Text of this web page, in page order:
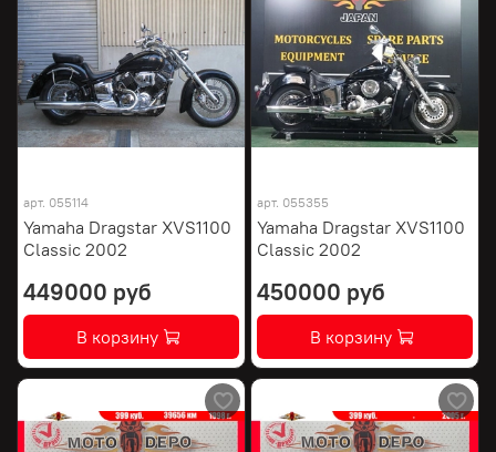
арт. 055114
Yamaha Dragstar XVS1100
Classic 2002
449000 руб
В корзину
арт. 055355
Yamaha Dragstar XVS1100
Classic 2002
450000 руб
В корзину